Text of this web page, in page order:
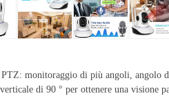
monitoraggio di più angoli, angolo
di 90 ° per ottenere una visione